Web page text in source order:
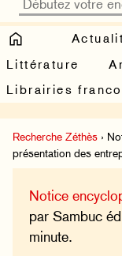
Littérature
Librairies
Recherche Zéthès ›
présentation des
Notice
par Sambuc
minute.